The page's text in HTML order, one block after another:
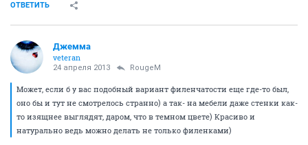
ОТВЕТИТЬ
Джемма
veteran
24 апреля 2013 RougeM
Может, если б у вас подобный вариант филенчатости еще где-то был,
оно бы и тут не смотрелось странно) а так- на мебели даже стенки как-
то изящнее выглядят, даром, что в темном цвете) Красиво и
натурально ведь можно делать не только филенками)